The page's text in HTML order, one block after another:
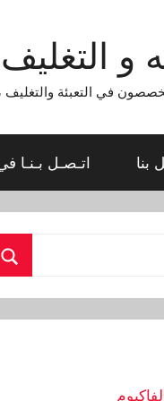
و التغليف
والتغليف ، محتوي جبد لماكينات
بنا اتـصـل بـنـا